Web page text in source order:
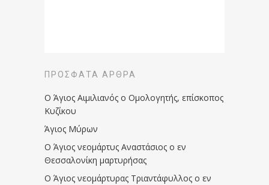
ΠΡΌΣΦΑΤΑ ΆΡΘΡΑ
Ο Άγιος Αιμιλιανός ο Ομολογητής, επίσκοπος
Κυζίκου
Άγιος Μύρων
Ο Άγιος νεομάρτυς Αναστάσιος ο εν
Θεσσαλονίκη μαρτυρήσας
Ο Άγιος νεομάρτυρας Τριαντάφυλλος ο εν